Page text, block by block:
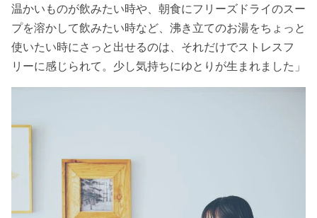
温かいものが飲みたい時や、朝食にフリーズドライのスー
プを溶かして飲みたい時など、沸き立てのお湯をちょっと
使いたい時にさっと出せるのは、それだけでストレスフ
リーに感じられて。少し気持ちにゆとりが生まれました」